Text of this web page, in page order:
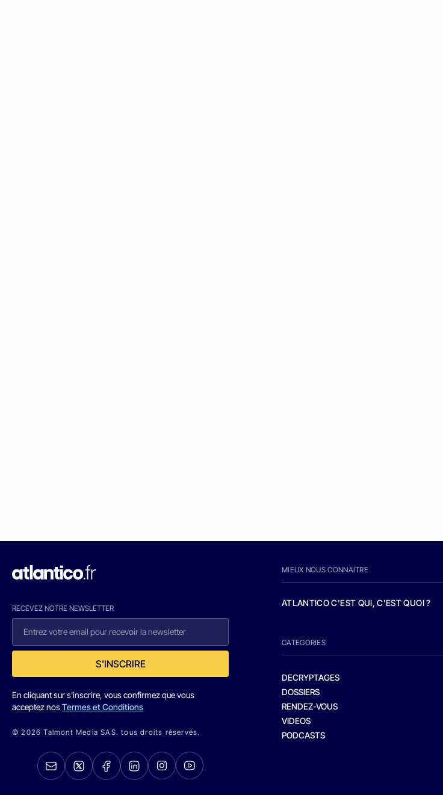
RECEVEZ NOTRE NEWSLETTER
S'INSCRIRE
En cliquant sur s'inscrire, vous confirmez que vous
acceptez nosTermes et Conditions
© 2026 Talmont Media SAS. tous droits réservés.
MIEUX NOUS CONNAITRE
ATLANTICO C'EST QUI, C'EST QUOI ?
CATEGORIES
DECRYPTAGES
DOSSIERS
RENDEZ-VOUS
VIDEOS
PODCASTS